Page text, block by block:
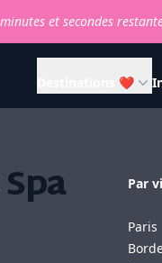
minutes et secondes
Destinations ❤
Par
Paris